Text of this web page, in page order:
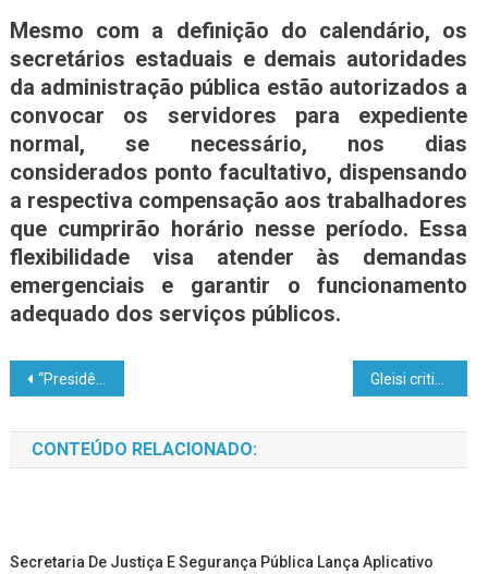
Mesmo com a definição do calendário, os
secretários estaduais e demais autoridades
da administração pública estão autorizados a
convocar os servidores para expediente
normal, se necessário, nos dias
considerados ponto facultativo, dispensando
a respectiva compensação aos trabalhadores
que cumprirão horário nesse período. Essa
flexibilidade visa atender às demandas
emergenciais e garantir o funcionamento
adequado dos serviços públicos.
“Presidência Trump pode ser grande vitória para o mundo”, diz Boris Johnson
CONTEÚDO RELACIONADO:
Secretaria De Justiça E Segurança Pública Lança Aplicativo